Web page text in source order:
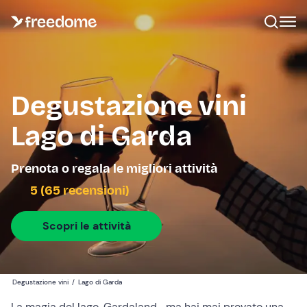
Degustazione vini
Lago di Garda
Prenota o regala le migliori attività
5 (65 recensioni)
Scopri le attività
Degustazione vini / Lago di Garda